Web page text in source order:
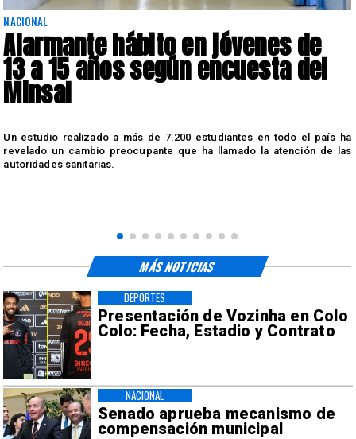
NACIONAL
Alarmante hábito en jóvenes de
13 a 15 años según encuesta del
Minsal
Un estudio realizado a más de 7.200 estudiantes en todo el país ha
revelado un cambio preocupante que ha llamado la atención de las
autoridades sanitarias.
Presentación de Vozinha en Colo
Colo: Fecha, Estadio y Contrato
DEPORTES
Senado aprueba mecanismo de
compensación municipal
NACIONAL
MÁS NOTICIAS